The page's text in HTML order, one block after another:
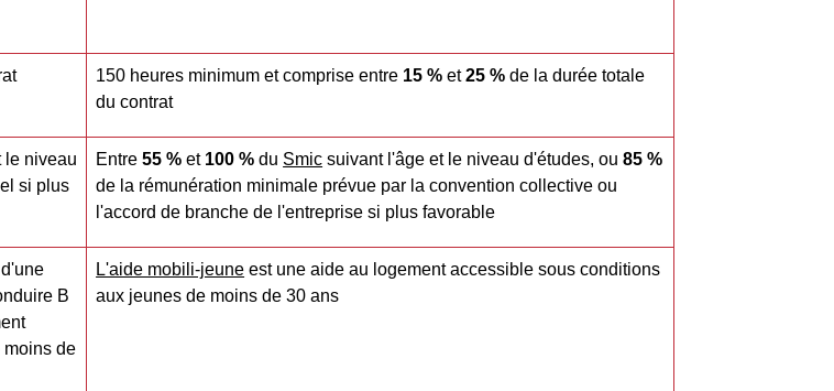
150 heures minimum et comprise entre 15 % et25 % de la durée totale
du contrat
le niveau
si plus
Entre55 % et 100 % du Smic suivant l'âge et le niveau d'études, ou85 %
de la rémunération minimale prévue par la convention collective ou
l'accord de branche de l'entreprise si plus favorable
B
de
L'aide mobili-jeune est une aide au logement accessible sous conditions
aux jeunes de moins de 30 ans